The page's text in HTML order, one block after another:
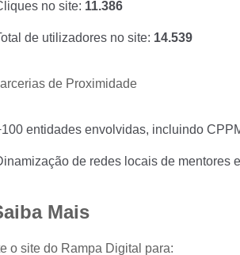
no site: 11.386
de utilizadores no site: 14.539
de Proximidade
entidades envolvidas, incluindo
de redes locais de mentores
Mais
o site do Rampa Digital para: